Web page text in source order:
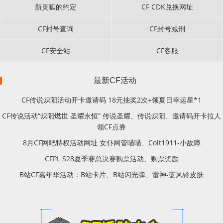
新灵狐的约定 CF CDK兑换网址
CF封号查询 CF封号减刑
CF安全站 CF客服
最新CF活动
CF传说炽阳活动开卡邀请码 18元抽奖2次+领夏日幸运星*1
CF传说活动“炽阳燃世 圣耀永恒” 传说圣耀、传说炽阳、邀请码开卡拉人
领CF点券
8月CF网吧特权活动网址 女仆网管喵喵、Colt1911-小故障
CFPL S28夏季赛总决赛购票活动、购票奖励
B站CF嘉年华活动：B站卡片、B站闪光弹、雷神-蓝风铃皮肤